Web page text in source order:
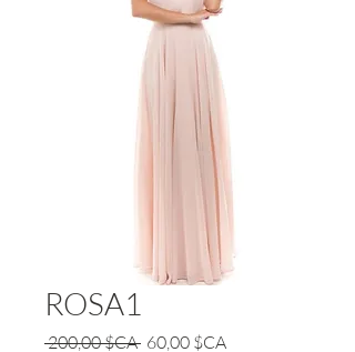
ROSA1
200,00 $CA Prix
60,00 $CAPrix